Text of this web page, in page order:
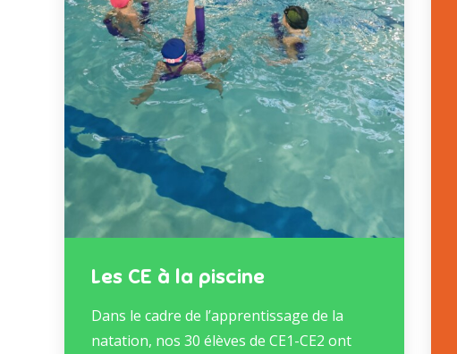
Les CE à la piscine
Dans le cadre de l’apprentissage de la
natation, nos 30 élèves de CE1-CE2 ont